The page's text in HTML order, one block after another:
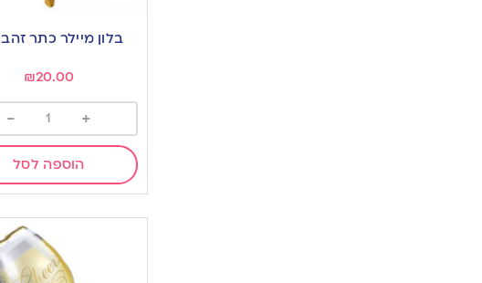
wishlist
בלון מיילר כתר זהב 40″
₪20.00
+
-
הוספה לסל